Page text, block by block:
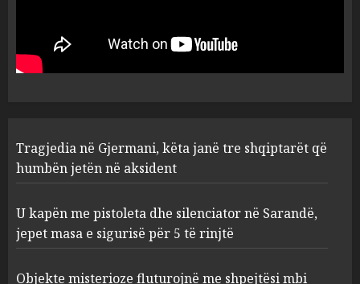
1
jetën në aksident
2
silenciator në Sarandë, jepet
masa e sigurisë për 5 të rinjtë
me shpejtësi mbi lagje të
Tragjedia në Gjermani, këta janë tre shqiptarët që
humbën jetën në aksident
U kapën me pistoleta dhe silenciator në Sarandë,
jepet masa e sigurisë për 5 të rinjtë
Objekte misterioze fluturojnë me shpejtësi mbi